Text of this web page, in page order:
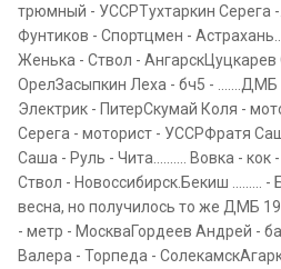
трюмный - УССРТухтаркин Серега -
Фунтиков - Спортцмен -
Женька - Ствол - АнгарскЦуцкарев
ОрелЗасыпкин Леха - бч5 -
Электрик - ПитерСкумай Коля -
Серега - моторист - УССРФратя
Саша - Руль - Чита.......... Вовка - кок
Ствол - Новоссибирск.Бекиш .........
весна, но получилось то же ДМБ
- метр - МоскваГордеев Андрей -
Валера - Торпеда -